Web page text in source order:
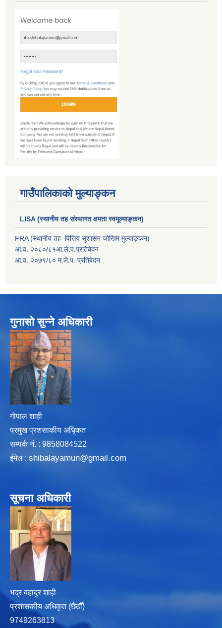
गाउँपालिकाको मुल्याङ्कन
LISA (स्थानीय तह संस्थागत क्षमता स्वमूल्याङ्कन)
FRA (स्थानीय तह वित्तिय सुशासन जोखिम मुल्याङ्कन)
आ.व. २०८०/८१आ.ले.प.प्रतिबेदन
आ.व. २०७९/८० म.ले.प. प्रतिबेदन
गुनासो सुन्ने अधिकारी
गोपाल शाही
प्रमुख प्रशसाकीय अधिृकत
सम्पर्क न‌ं. : 9858084522
ईमेल : shibalayamun@gmail.com
सूचना अधिकारी
भद्र बहादुर शाही
प्रशासकीय अधिकृत (छैठौँ)
9749263813